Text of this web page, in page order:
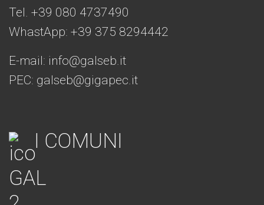
Tel. +39 080 4737490
WhastApp: +39 375 8294442
E-mail: info@galseb.it
PEC: galseb@gigapec.it
I COMUNI